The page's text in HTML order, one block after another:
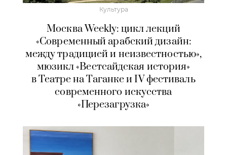
Культура
Москва Weekly: цикл лекций
«Современный арабский дизайн:
между традицией и неизвестностью»,
мюзикл «Вестсайдская история»
в Театре на Таганке и IV фестиваль
современного искусства
«Перезагрузка»